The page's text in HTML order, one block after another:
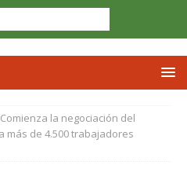
Comienza la negociación del
más de 4.500 trabajadores